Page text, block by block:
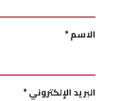
الاسم*
البريد الإلكتروني*